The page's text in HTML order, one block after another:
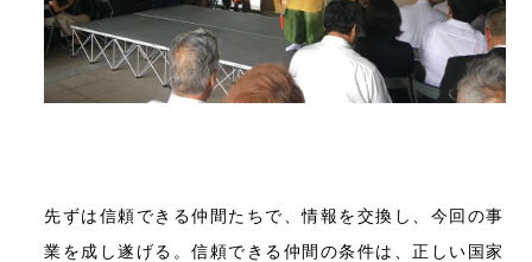
先ずは信頼できる仲間たちで、情報を交換し、今回の事
業を成し遂げる。信頼できる仲間の条件は、正しい国家